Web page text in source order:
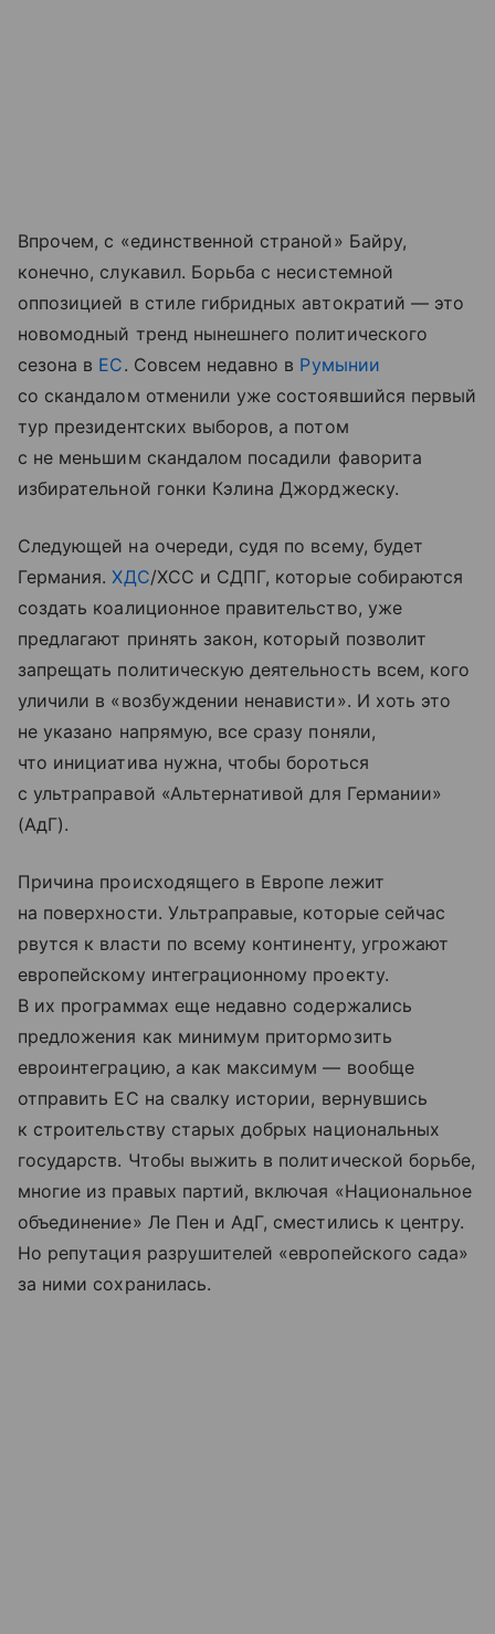
Впрочем, с «единственной страной» Байру,
конечно, слукавил. Борьба с несистемной
оппозицией в стиле гибридных автократий — это
новомодный тренд нынешнего политического
сезона в ЕС. Совсем недавно в Румынии
со скандалом отменили уже состоявшийся первый
тур президентских выборов, а потом
с не меньшим скандалом посадили фаворита
избирательной гонки Кэлина Джорджеску.
Следующей на очереди, судя по всему, будет
Германия.ХДС/ХСС и СДПГ, которые собираются
создать коалиционное правительство, уже
предлагают принять закон, который позволит
запрещать политическую деятельность всем, кого
уличили в «возбуждении ненависти». И хоть это
не указано напрямую, все сразу поняли,
что инициатива нужна, чтобы бороться
с ультраправой «Альтернативой для Германии»
(АдГ).
Причина происходящего в Европе лежит
на поверхности. Ультраправые, которые сейчас
рвутся к власти по всему континенту, угрожают
европейскому интеграционному проекту.
В их программах еще недавно содержались
предложения как минимум притормозить
евроинтеграцию, а как максимум — вообще
отправить ЕС на свалку истории, вернувшись
к строительству старых добрых национальных
государств. Чтобы выжить в политической борьбе,
многие из правых партий, включая «Национальное
объединение» Ле Пен и АдГ, сместились к центру.
Но репутация разрушителей «европейского сада»
за ними сохранилась.